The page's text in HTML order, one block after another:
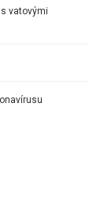
vatovými